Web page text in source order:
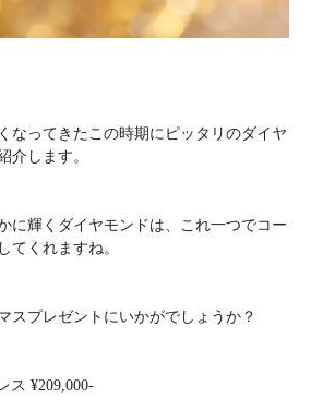
なってきたこの時期にピッタリのダイヤ
介します。
に輝くダイヤモンドは、これ一つでコー
てくれますね。
スプレゼントにいかがでしょうか？
ス ¥209,000-